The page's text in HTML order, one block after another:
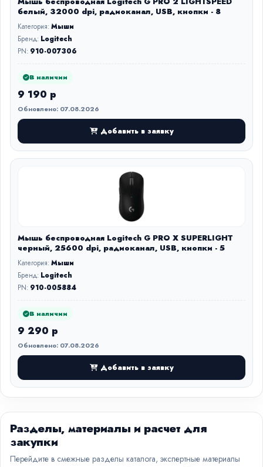
белый, 32000 dpi, радиоканал, USB, кнопки - 8
Категория:Мыши
Бренд: Logitech
PN: 910-007306
В наличии
9 190 р
Обновлено: 07.08.2026
Добавить в заявку
Мышь беспроводная Logitech G PRO X SUPERLIGHT
черный, 25600 dpi, радиоканал, USB, кнопки - 5
Категория:Мыши
Бренд: Logitech
PN: 910-005884
В наличии
9 290 р
Обновлено: 07.08.2026
Добавить в заявку
Разделы, материалы и расчет для
закупки
Перейдите в смежные разделы каталога, экспертные материалы